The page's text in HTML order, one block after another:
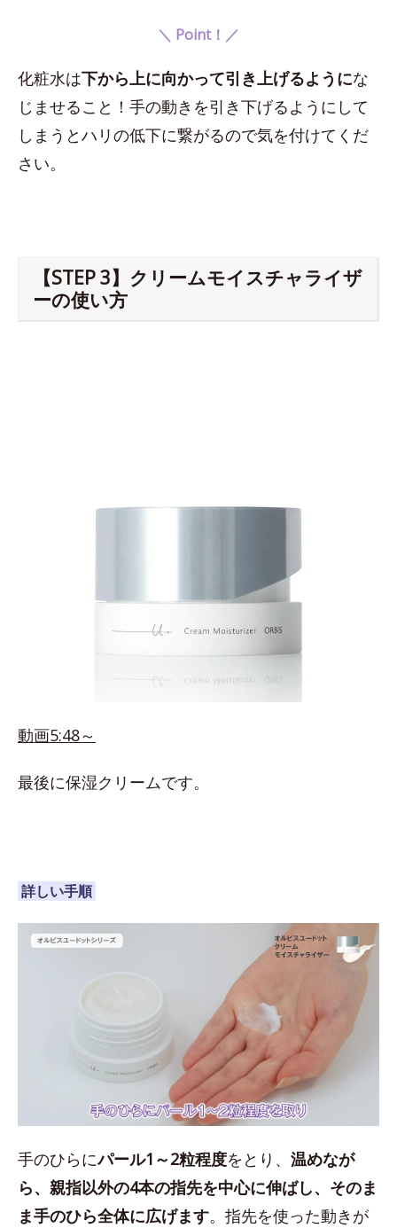
＼ Point！／
化粧水は下から上に向かって引き上げるようにな
じませること！手の動きを引き下げるようにして
しまうとハリの低下に繋がるので気を付けてくだ
さい。
【STEP 3】クリームモイスチャライザ
ーの使い方
動画5:48～
最後に保湿クリームです。
詳しい手順
手のひらにパール1～2粒程度をとり、 温めなが
ら、親指以外の4本の指先を中心に伸ばし、そのま
ま手のひら全体に広げます。指先を使った動きが